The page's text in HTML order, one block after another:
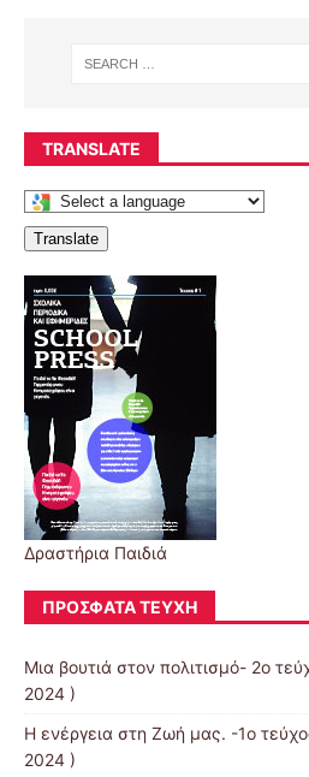
TRANSLATE
Translate
Δραστήρια Παιδιά
ΠΡΌΣΦΑΤΑ ΤΕΎΧΗ
Μια βουτιά στον πολιτισμό- 2ο
2024 )
Η ενέργεια στη Ζωή μας. -1ο
2024 )